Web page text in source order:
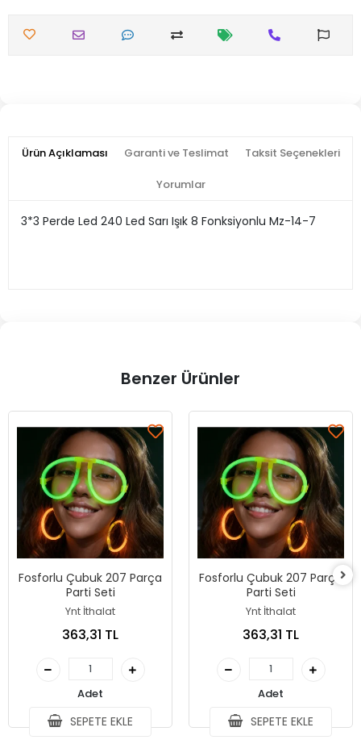
Ürün Açıklaması Garanti ve Teslimat Taksit Seçenekleri
Yorumlar
3*3 Perde Led 240 Led Sarı Işık 8 Fonksiyonlu Mz-14-7
Benzer Ürünler
Fosforlu Çubuk 207 Parça
Parti Seti
Ynt İthalat
363,31 TL
Adet
SEPETE EKLE
Fosforlu Çubuk 207 Parça
Parti Seti
Ynt İthalat
363,31 TL
Adet
SEPETE EKLE